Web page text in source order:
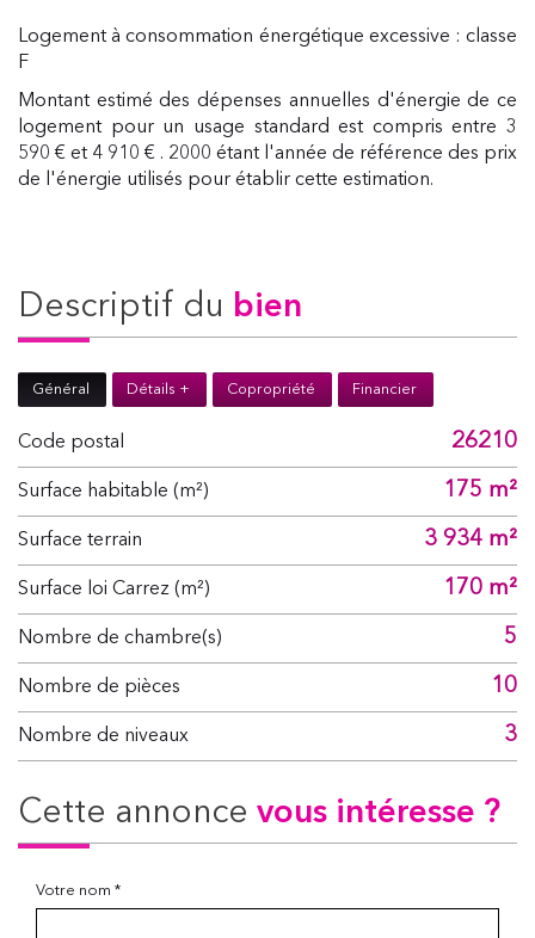
Logement à consommation énergétique excessive : classe
F
Montant estimé des dépenses annuelles d'énergie de ce
logement pour un usage standard est compris entre 3
590 € et 4 910 € . 2000 étant l'année de référence des prix
de l'énergie utilisés pour établir cette estimation.
descriptif du bien
Général Détails + Copropriété Financier
Code postal 26210
Surface habitable (m²) 175 m²
surface terrain 3 934 m²
Surface loi Carrez (m²) 170 m²
Nombre de chambre(s) 5
Nombre de pièces 10
Nombre de niveaux 3
cette annonce vous intéresse ?
Votre nom *